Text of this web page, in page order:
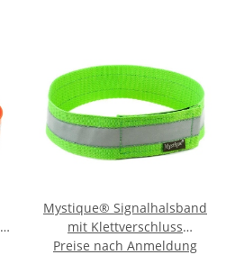
Mystique® Signalhalsband
mit Klettverschluss
Reflexhalsband 35cm neon
Preise nach Anmeldung